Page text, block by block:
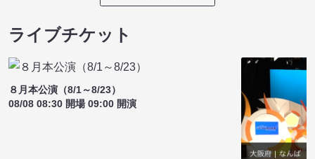
ライブチケット
８月本公演（8/1～8/23）
08/08 08:30 開場 09:00 開演